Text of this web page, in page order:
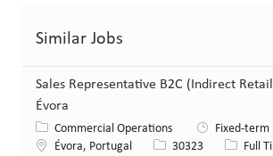
Similar Jobs
Sales Representative B2C (Indirect
Évora
Category
Commercial Operations
Fixed-term
LocationÉvora, Portugal Job Id30323 Job Type
Full